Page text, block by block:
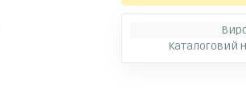
Каталоговий